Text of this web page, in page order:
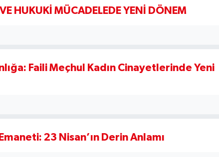
HUKUKİ MÜCADELEDE YENİ DÖNEM
Faili Meçhul Kadın Cinayetlerinde Yeni
23 Nisan’ın Derin Anlamı